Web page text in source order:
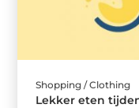
Shopping / Clothing
Lekker eten